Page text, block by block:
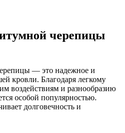
черепицы
— это надежное и
кровли. Благодаря легкому
воздействиям и разнообразию
особой популярностью.
долговечность и